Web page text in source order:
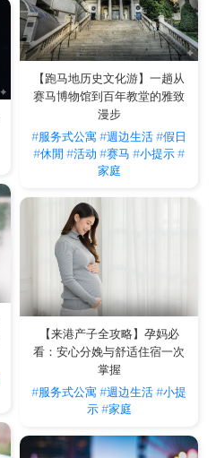
【跑马地历史文化游】一趟从
赛马博物馆到百年教堂的雅致
漫步
#服务式公寓#週边生活#假日
#休閒 #活动 #赛马 #小提示#
家庭
【来港产子全攻略】孕妈必
看：安心分娩与舒适住宿一次
掌握
#服务式公寓#週边生活#小提
示 #家庭